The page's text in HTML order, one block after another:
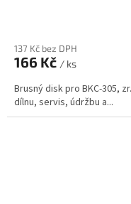
137 Kč bez DPH
166 Kč / ks
Brusný disk pro BKC-305,
dílnu, servis, údržbu a...